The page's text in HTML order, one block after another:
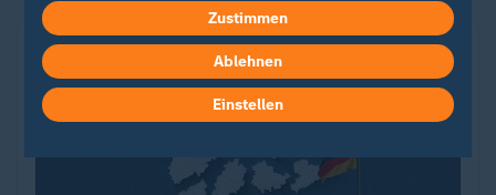
Zustimmen
Ablehnen
Einstellen